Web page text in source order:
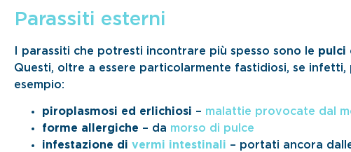
Parassiti esterni
I parassiti che potresti incontrare più spesso sono le pulci
Questi, oltre a essere particolarmente fastidiosi, se
esempio:
piroplasmosi ed erlichiosi – malattie provocate dal
forme allergiche – da morso di pulce
infestazione di vermi intestinali – portati ancora